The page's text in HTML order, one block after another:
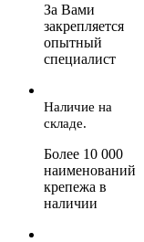
За Вами
закрепляется
опытный
специалист
Наличие на
складе.
Более 10 000
наименований
крепежа в
наличии